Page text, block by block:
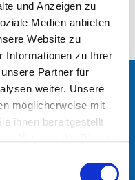
und Anzeigen zu
Medien anbieten
Website zu
Informationen zu Ihrer
Partner für
weiter. Unsere
möglicherweise mit
ihnen bereitgestellt
Weiter
Sie kontaktieren